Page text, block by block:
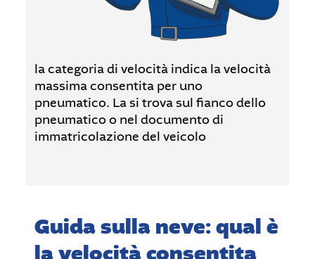
la categoria di velocità indica la velocità
massima consentita per uno
pneumatico. La si trova sul fianco dello
pneumatico o nel documento di
immatricolazione del veicolo
Guida sulla neve: qual è